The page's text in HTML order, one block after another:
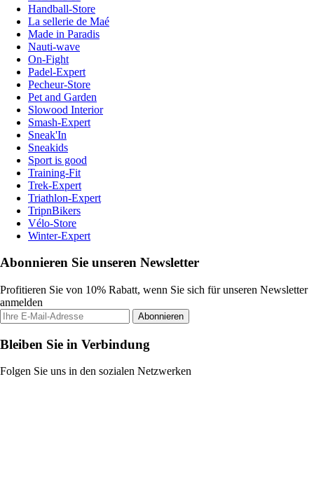
Handball-Store
La sellerie de Maé
Made in Paradis
Nauti-wave
On-Fight
Padel-Expert
Pecheur-Store
Pet and Garden
Slowood Interior
Smash-Expert
Sneak'In
Sneakids
Sport is good
Training-Fit
Trek-Expert
Triathlon-Expert
TripnBikers
Vélo-Store
Winter-Expert
Abonnieren Sie unseren Newsletter
Profitieren Sie von 10% Rabatt, wenn Sie sich für unseren Newsletter
anmelden
Abonnieren
Bleiben Sie in Verbindung
Folgen Sie uns in den sozialen Netzwerken